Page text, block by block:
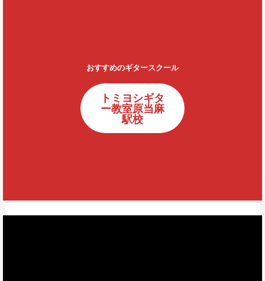
おすすめのギタースクール
トミヨシギタ
ー教室原当麻
駅校